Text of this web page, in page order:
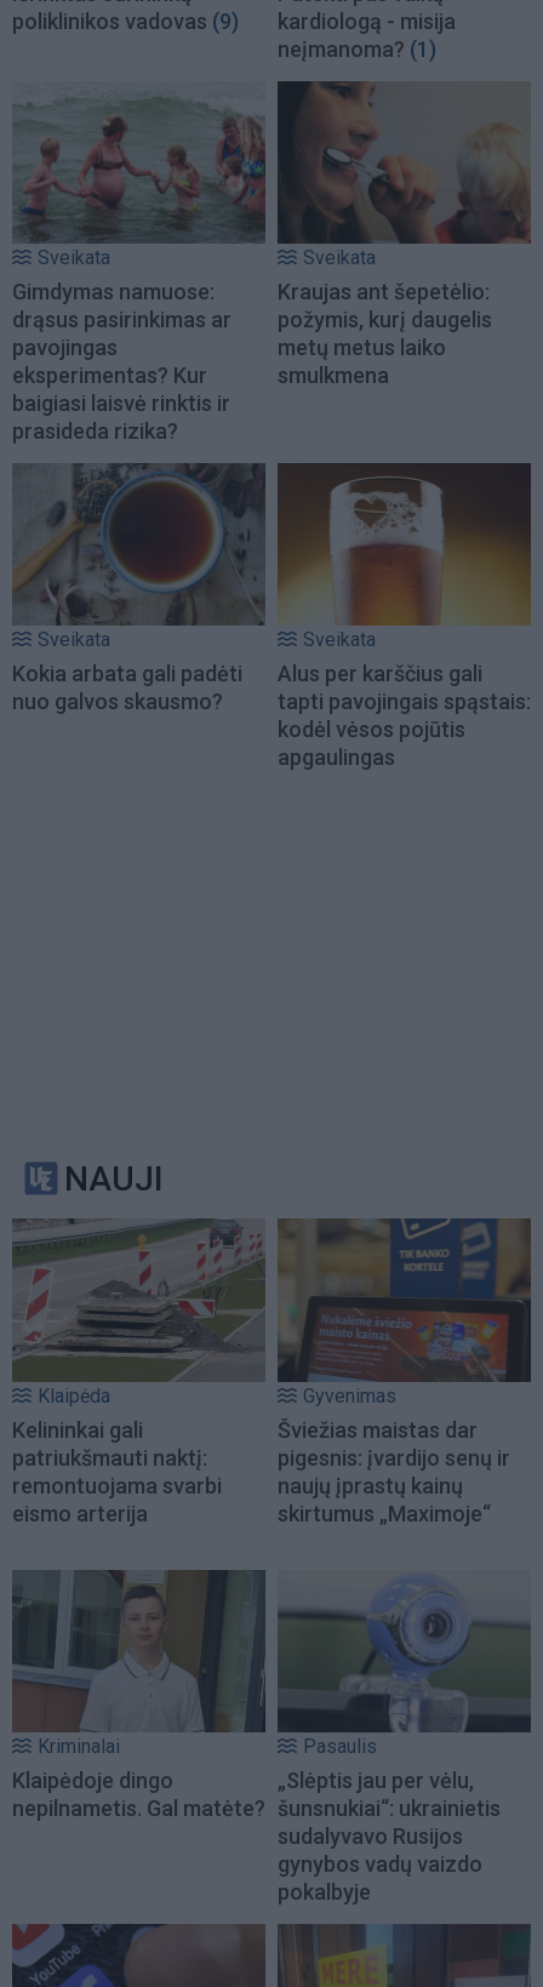
poliklinikos vadovas (9)
kardiologą - misija
neįmanoma? (1)
Sveikata
Gimdymas namuose:
drąsus pasirinkimas ar
pavojingas
eksperimentas? Kur
baigiasi laisvė rinktis ir
prasideda rizika?
Sveikata
Kraujas ant šepetėlio:
požymis, kurį daugelis
metų metus laiko
smulkmena
Sveikata
Kokia arbata gali padėti
nuo galvos skausmo?
Sveikata
Alus per karščius gali
tapti pavojingais spąstais:
kodėl vėsos pojūtis
apgaulingas
NAUJI
Klaipėda
Kelininkai gali
patriukšmauti naktį:
remontuojama svarbi
eismo arterija
Gyvenimas
Šviežias maistas dar
pigesnis: įvardijo senų ir
naujų įprastų kainų
skirtumus „Maximoje“
Kriminalai
Klaipėdoje dingo
nepilnametis. Gal matėte?
Pasaulis
„Slėptis jau per vėlu,
šunsnukiai“: ukrainietis
sudalyvavo Rusijos
gynybos vadų vaizdo
pokalbyje